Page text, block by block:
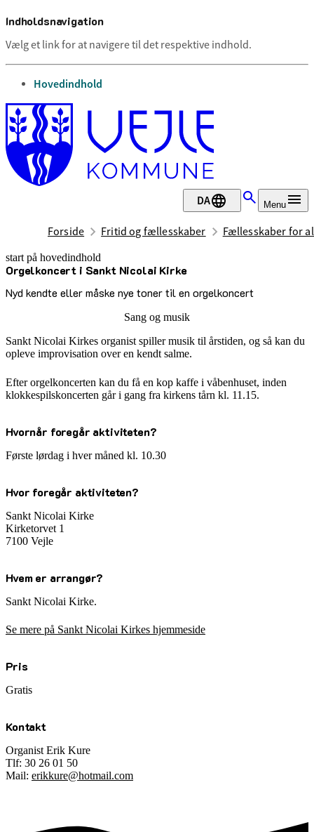
Indholdsnavigation
Vælg et link for at navigere til det respektive indhold.
gå til
Hovedindhold
DA Menu
Forside Fritid og fællesskaber Fællesskaber for
start på hovedindhold
Orgelkoncert i Sankt Nicolai Kirke
Nyd kendte eller måske nye toner til en orgelkoncert
senest opdateret 12. maj 2026
Sang og musik
Sankt Nicolai Kirkes organist spiller musik til årstiden, og så kan du
opleve improvisation over en kendt salme.
Efter orgelkoncerten kan du få en kop kaffe i våbenhuset, inden
klokkespilskoncerten går i gang fra kirkens tårn kl. 11.15.
Hvornår foregår aktiviteten?
Første lørdag i hver måned kl. 10.30
Hvor foregår aktiviteten?
Sankt Nicolai Kirke
Kirketorvet 1
7100 Vejle
Hvem er arrangør?
Sankt Nicolai Kirke.
Se mere på Sankt Nicolai Kirkes hjemmeside
Pris
Gratis
Kontakt
Organist Erik Kure
Tlf: 30 26 01 50
Mail: erikkure@hotmail.com